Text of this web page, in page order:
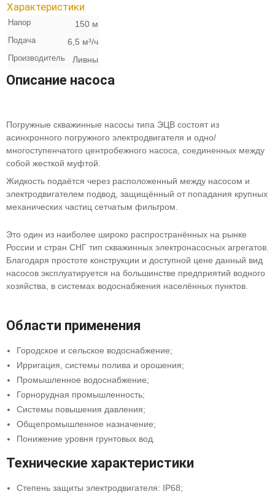
Характеристики
Напор 150 м
Подача 6,5 м³/ч
Производитель Ливны
Описание насоса
Погружные скважинные насосы типа ЭЦВ состоят из
асинхронного погружного электродвигателя и одно/
многоступенчатого центробежного насоса, соединенных между
собой жесткой муфтой.
Жидкость подаётся через расположенный между насосом и
электродвигателем подвод, защищённый от попадания крупных
механических частиц сетчатым фильтром.
Это один из наиболее широко распространённых на рынке
России и стран СНГ тип скважинных электронасосных агрегатов.
Благодаря простоте конструкции и доступной цене данный вид
насосов эксплуатируется на большинстве предприятий водного
хозяйства, в системах водоснабжения населённых пунктов.
Области применения
Городское и сельское водоснабжение;
Ирригация, системы полива и орошения;
Промышленное водоснабжение;
Горнорудная промышленность;
Системы повышения давления;
Общепромышленное назначение;
Понижение уровня грунтовых вод.
Технические характеристики
Степень защиты электродвигателя: IP68;